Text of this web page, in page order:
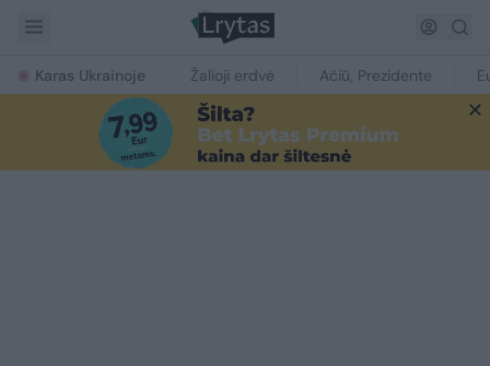
Karas Ukrainoje Žalioji erdvė Ačiū, Prezidente